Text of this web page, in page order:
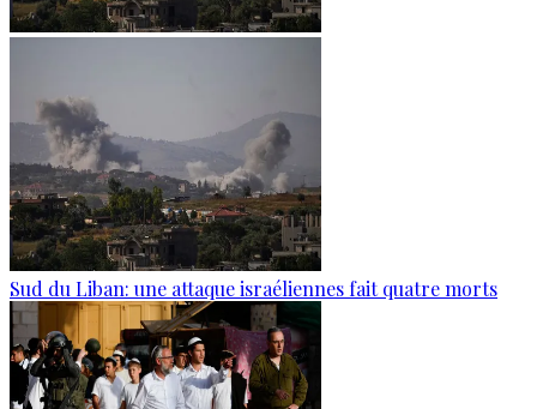
Sud du Liban: une attaque israéliennes fait quatre morts